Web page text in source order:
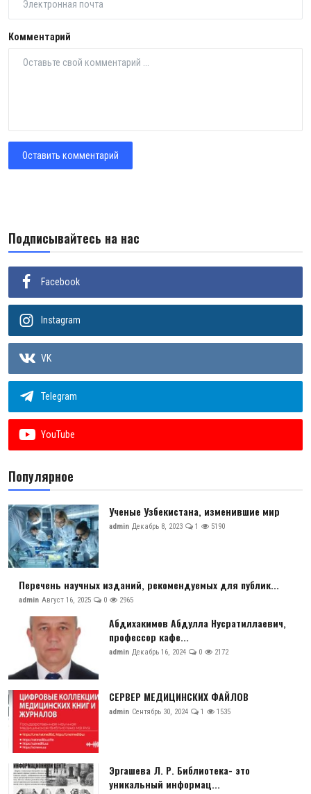
Комментарий
Оставить комментарий
Подписывайтесь на нас
Facebook
Instagram
VK
Telegram
YouTube
Популярное
Ученые Узбекистана, изменившие мир
admin Декабрь 8, 2023 1 5190
Перечень научных изданий, рекомендуемых для публик...
admin Август 16, 2025 0 2965
Абдихакимов Абдулла Нусратиллаевич,
профессор кафе...
admin Декабрь 16, 2024 0 2172
СЕРВЕР МЕДИЦИНСКИХ ФАЙЛОВ
admin Сентябрь 30, 2024 1 1535
Эргашева Л. Р. Библиотека- это
уникальный информац...